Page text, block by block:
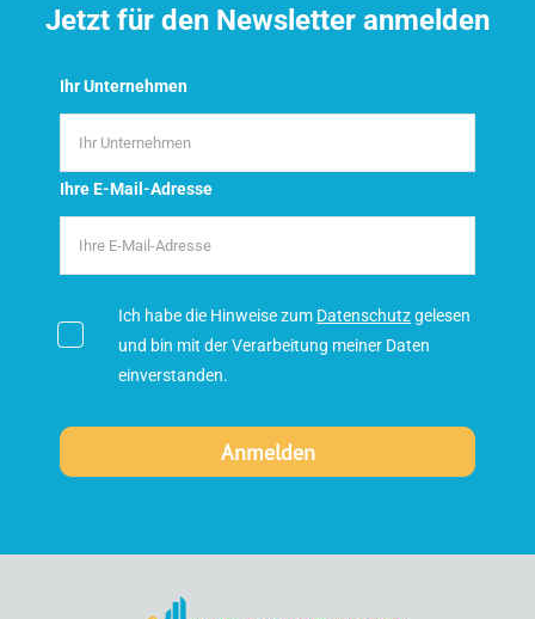
Jetzt für den Newsletter anmelden
Ihr Unternehmen
Ihre E-Mail-Adresse
Ich habe die Hinweise zum Datenschutzgelesen
und bin mit der Verarbeitung meiner Daten
einverstanden.